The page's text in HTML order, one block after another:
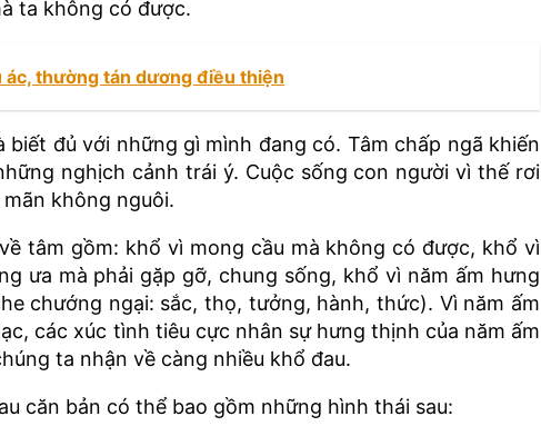
ta không có được.
thường tán dương điều thiện
đủ với những gì mình đang có. Tâm chấp ngã khiến
nghịch cảnh trái ý. Cuộc sống con người vì thế rơi
không nguôi.
tâm gồm: khổ vì mong cầu mà không có được, khổ vì
ưa mà phải gặp gỡ, chung sống, khổ vì năm ấm hưng
chướng ngại: sắc, thọ, tưởng, hành, thức). Vì năm ấm
các xúc tình tiêu cực nhân sự hưng thịnh của năm ấm
ta nhận về càng nhiều khổ đau.
căn bản có thể bao gồm những hình thái sau: